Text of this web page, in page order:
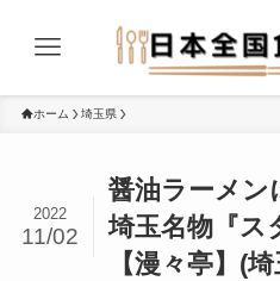
ホーム 埼玉県
醤油ラーメン
埼玉名物『ス
【漫々亭】(
2022
11/02